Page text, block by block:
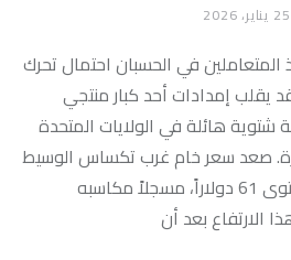
25 يناير، 2026
في الحسبان احتمال تحرك
إمدادات أحد كبار منتجي
شتوية هائلة في الولايات المتحدة
صعد سعر خام غرب تكساس الوسيط
2.9% لتتم تسويته فوق مستوى 61 دولاراً، مسجلاً مكاسبه
الارتفاع بعد أن